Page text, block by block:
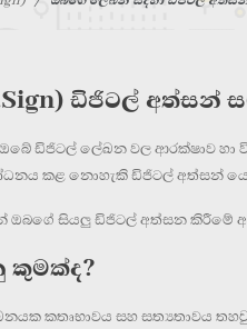
ඩිජිටල්
ඔබේ ඩිජිටල් ලේඛන වල ආරක්ෂාව
කළ නොහැකි ඩිජිටල් අත්සන්
ඔබගේ සියලු ඩිජිටල් අත්සන කිරීමේ
කතෘභාවය සහ සත්‍යතාවය